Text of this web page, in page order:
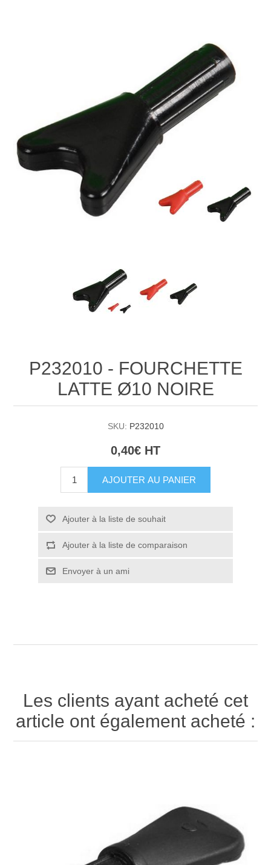
P232010 - FOURCHETTE
LATTE Ø10 NOIRE
SKU: P232010
0,40€ HT
AJOUTER AU PANIER
Ajouter à la liste de souhait
Ajouter à la liste de comparaison
Envoyer à un ami
Les clients ayant acheté cet
article ont également acheté :